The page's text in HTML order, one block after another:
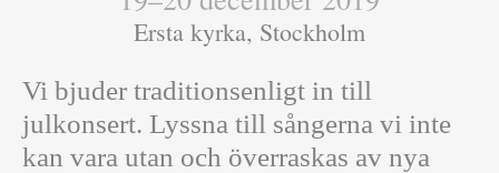
Ersta kyrka, Stockholm
Vi bjuder traditionsenligt in till
julkonsert. Lyssna till sångerna vi inte
kan vara utan och överraskas av nya